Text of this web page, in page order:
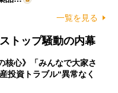
一覧を見る
トップ騒動の内幕
核心》「みんなで大家さ
投資トラブル“異常なく